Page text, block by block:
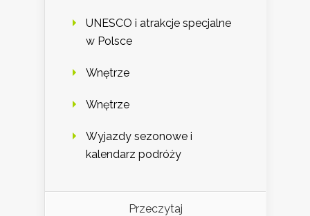
UNESCO i atrakcje specjalne
w Polsce
Wnętrze
Wnętrze
Wyjazdy sezonowe i
kalendarz podróży
Przeczytaj